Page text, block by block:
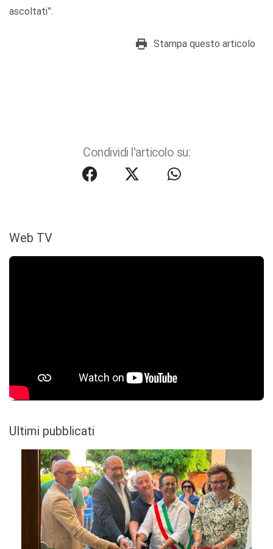
ascoltati”.
Stampa questo articolo
Condividi l'articolo su:
Web TV
Ultimi pubblicati